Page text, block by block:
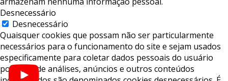
Desnecessário
Desnecessário
Quaisquer cookies que possam não ser particularmente
necessários para o funcionamento do site e sejam usados ​​
especificamente para coletar dados pessoais do usuário
por meio de análises, anúncios e outros conteúdos